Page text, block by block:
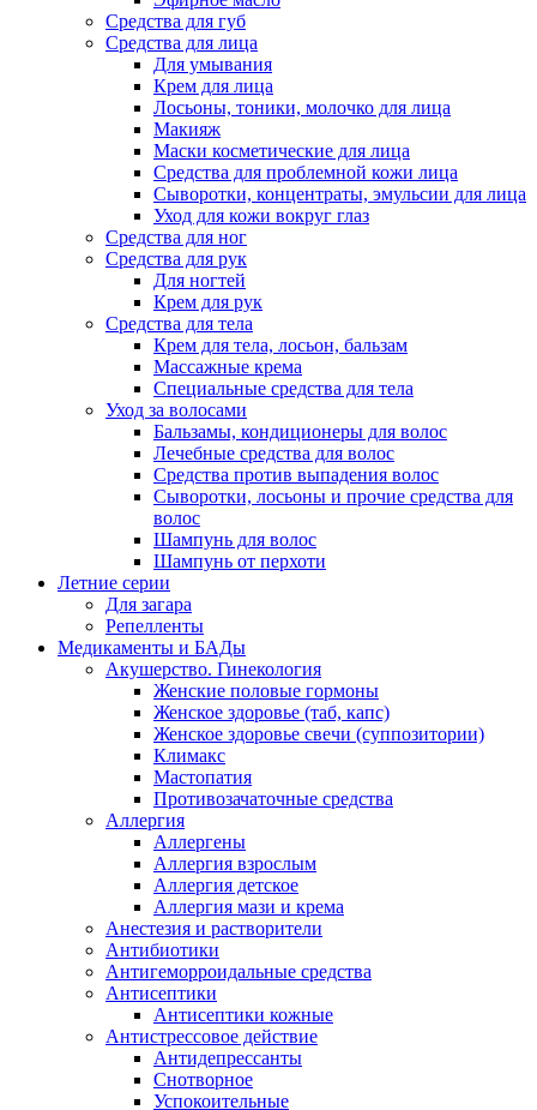
Средства для губ
Средства для лица
Для умывания
Крем для лица
Лосьоны, тоники, молочко для лица
Макияж
Маски косметические для лица
Средства для проблемной кожи лица
Сыворотки, концентраты, эмульсии для лица
Уход для кожи вокруг глаз
Средства для ног
Средства для рук
Для ногтей
Крем для рук
Средства для тела
Крем для тела, лосьон, бальзам
Массажные крема
Специальные средства для тела
Уход за волосами
Бальзамы, кондиционеры для волос
Лечебные средства для волос
Средства против выпадения волос
Сыворотки, лосьоны и прочие средства для
волос
Шампунь для волос
Шампунь от перхоти
Летние серии
Для загара
Репелленты
Медикаменты и БАДы
Акушерство. Гинекология
Женские половые гормоны
Женское здоровье (таб, капс)
Женское здоровье свечи (суппозитории)
Климакс
Мастопатия
Противозачаточные средства
Аллергия
Аллергены
Аллергия взрослым
Аллергия детское
Аллергия мази и крема
Анестезия и растворители
Антибиотики
Антигеморроидальные средства
Антисептики
Антисептики кожные
Антистрессовое действие
Антидепрессанты
Снотворное
Успокоительные